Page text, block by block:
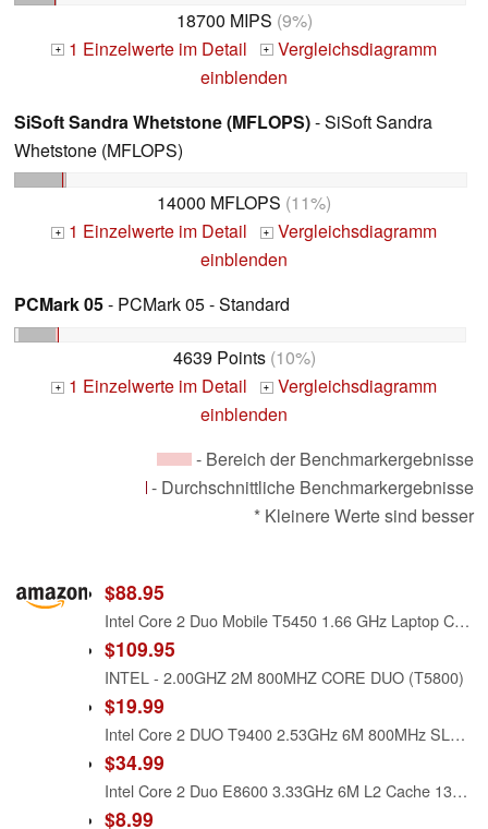
18700 MIPS (9%)
+ 1 Einzelwerte im Detail + Vergleichsdiagramm
einblenden
SiSoft Sandra Whetstone (MFLOPS)- SiSoft Sandra
Whetstone (MFLOPS)
14000 MFLOPS (11%)
+ 1 Einzelwerte im Detail + Vergleichsdiagramm
einblenden
PCMark 05- PCMark 05 - Standard
4639 Points(10%)
+ 1 Einzelwerte im Detail + Vergleichsdiagramm
einblenden
- Bereich der Benchmarkergebnisse
- Durchschnittliche Benchmarkergebnisse
* Kleinere Werte sind besser
$88.95
Intel Core 2 Duo Mobile T5450 1.66 GHz Laptop CPU SLA4F
$109.95
INTEL - 2.00GHZ 2M 800MHZ CORE DUO (T5800)
$19.99
Intel Core 2 DUO T9400 2.53GHz 6M 800MHz SLB46 OEM
$34.99
Intel Core 2 Duo E8600 3.33GHz 6M L2 Cache 1333MHz LGA775 Desktop Processor
$8.99